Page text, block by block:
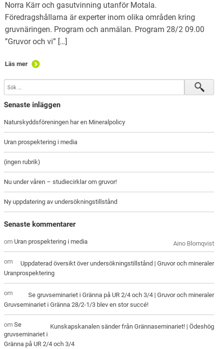
Norra Kärr och gasutvinning utanför Motala.
Föredragshållarna är experter inom olika områden kring
gruvnäringen. Program och anmälan. Program 28/2 09.00
”Gruvor och vi” […]
Läs mer
Senaste inläggen
Naturskyddsföreningen har en Mineralpolicy
Uran prospektering i media
(ingen rubrik)
Nu under våren – studiecirklar om gruvor!
Ny uppdatering av undersökningstillstånd
Senaste kommentarer
Aino Blomqvist
om Uran prospektering i media
Uppdaterad översikt över undersökningstillstånd | Gruvor och mineraler
om
Uranprospektering
Se gruvseminariet i Gränna på UR 2/4 och 3/4 | Gruvor och mineraler
om
Gruvseminariet i Gränna 28/2-1/3 blev en stor succé!
Kunskapskanalen sänder från Grännaseminariet! | Ödeshög
omSe
gruvseminariet i
Gränna på UR 2/4 och 3/4